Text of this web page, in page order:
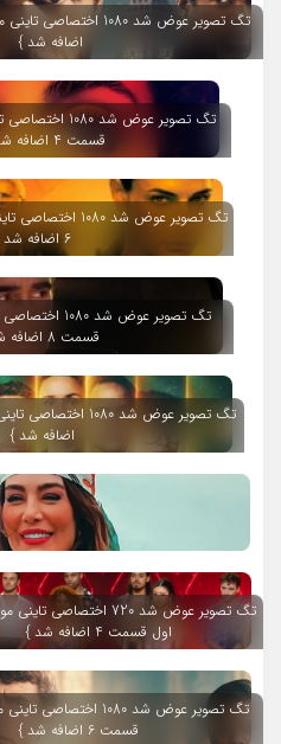
اضافه شد }
تگ تصویر عوض شد
قسمت 4 اضافه شد }
تگ تصویر عوض شد
6 اضافه شد }
تگ تصویر عوض
قسمت 8 اضافه شد }
اضافه شد }
تگ تصویر عوض شد 720 اختصاصی
اول قسمت 4 اضافه شد }
تگ تصویر عوض شد 1080
قسمت 6 اضافه شد }